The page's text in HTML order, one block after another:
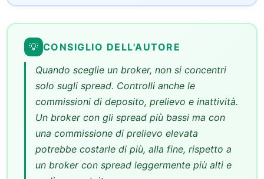
💡 CONSIGLIO DELL'AUTORE
Quando sceglie un broker, non si concentri
solo sugli spread. Controlli anche le
commissioni di deposito, prelievo e inattività.
Un broker con gli spread più bassi ma con
una commissione di prelievo elevata
potrebbe costarle di più, alla fine, rispetto a
un broker con spread leggermente più alti e